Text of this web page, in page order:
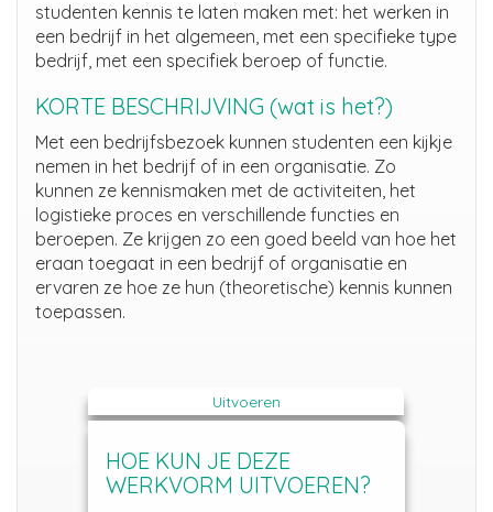
studenten kennis te laten maken met: het werken in
een bedrijf in het algemeen, met een specifieke type
bedrijf, met een specifiek beroep of functie.
KORTE BESCHRIJVING (wat is het?)
Met een bedrijfsbezoek kunnen studenten een kijkje
nemen in het bedrijf of in een organisatie. Zo
kunnen ze kennismaken met de activiteiten, het
logistieke proces en verschillende functies en
beroepen. Ze krijgen zo een goed beeld van hoe het
eraan toegaat in een bedrijf of organisatie en
ervaren ze hoe ze hun (theoretische) kennis kunnen
toepassen.
Uitvoeren
HOE KUN JE DEZE
WERKVORM UITVOEREN?